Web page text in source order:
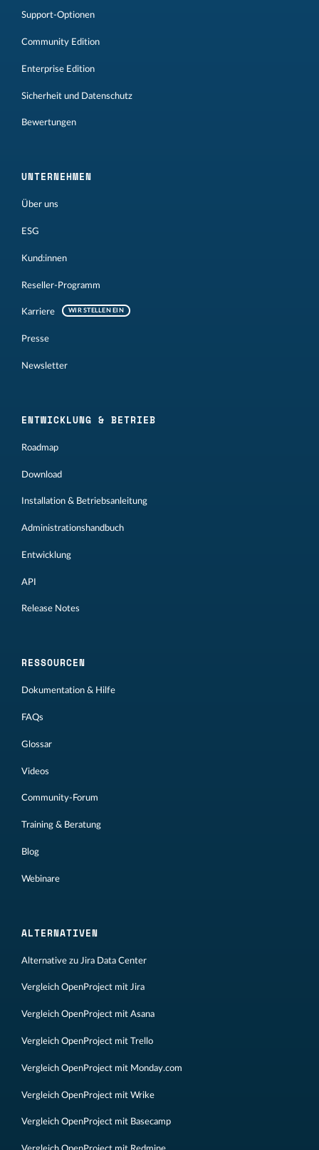
Support-Optionen
Community Edition
Enterprise Edition
Sicherheit und Datenschutz
Bewertungen
UNTERNEHMEN
Über uns
ESG
Kund:innen
Reseller-Programm
Karriere WIR STELLEN EIN
Presse
Newsletter
ENTWICKLUNG & BETRIEB
Roadmap
Download
Installation & Betriebsanleitung
Administrationshandbuch
Entwicklung
API
Release Notes
RESSOURCEN
Dokumentation & Hilfe
FAQs
Glossar
Videos
Community-Forum
Training & Beratung
Blog
Webinare
ALTERNATIVEN
Alternative zu Jira Data Center
Vergleich OpenProject mit Jira
Vergleich OpenProject mit Asana
Vergleich OpenProject mit Trello
Vergleich OpenProject mit Monday.com
Vergleich OpenProject mit Wrike
Vergleich OpenProject mit Basecamp